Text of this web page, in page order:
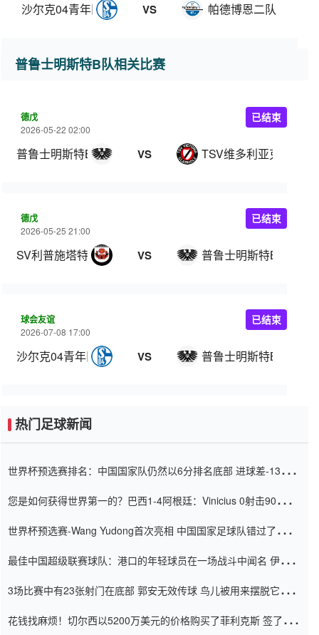
沙尔克04青年队 VS 帕德博恩二队
普鲁士明斯特B队相关比赛
德戊
2026-05-22 02:00
普鲁士明斯特B队 VS TSV维多利亚克拉霍尔
已结束
德戊
2026-05-25 21:00
SV利普施塔特 VS 普鲁士明斯特B队
已结束
球会友谊
2026-07-08 17:00
沙尔克04青年队 VS 普鲁士明斯特B队
已结束
热门足球新闻
世界杯预选赛排名：中国国家队仍然以6分排名底部 进球差-13令人
您是如何获得世界第一的？巴西1-4阿根廷：Vinicius 0射击90分钟
世界杯预选赛-Wang Yudong首次亮相 中国国家足球队错过了世界
最佳中国超级联赛球队：港口的年轻球员在一场战斗中闻名 伊万放
3场比赛中有23张射门在底部 郭安无效传球 鸟儿被用来摆脱它
花钱找麻烦！切尔西以5200万美元的价格购买了菲利克斯 签了7年